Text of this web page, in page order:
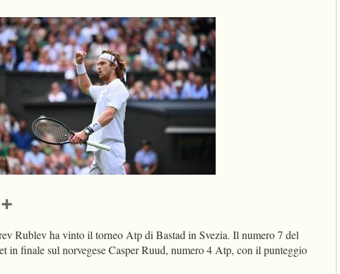
LinkedIn
Rublev ha vinto il torneo Atp di Bastad in Svezia. Il numero 7 del
in finale sul norvegese Casper Ruud, numero 4 Atp, con il punteggio